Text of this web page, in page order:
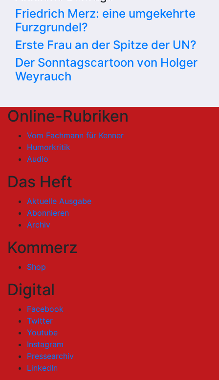
Friedrich Merz: eine umgekehrte
Furzgrundel?
Erste Frau an der Spitze der UN?
Der Sonntagscartoon von Holger
Weyrauch
Online-Rubriken
Vom Fachmann für Kenner
Humorkritik
Audio
Das Heft
Aktuelle Ausgabe
Abonnieren
Archiv
Kommerz
Shop
Digital
Facebook
Twitter
Youtube
Instagram
Pressearchiv
LinkedIn